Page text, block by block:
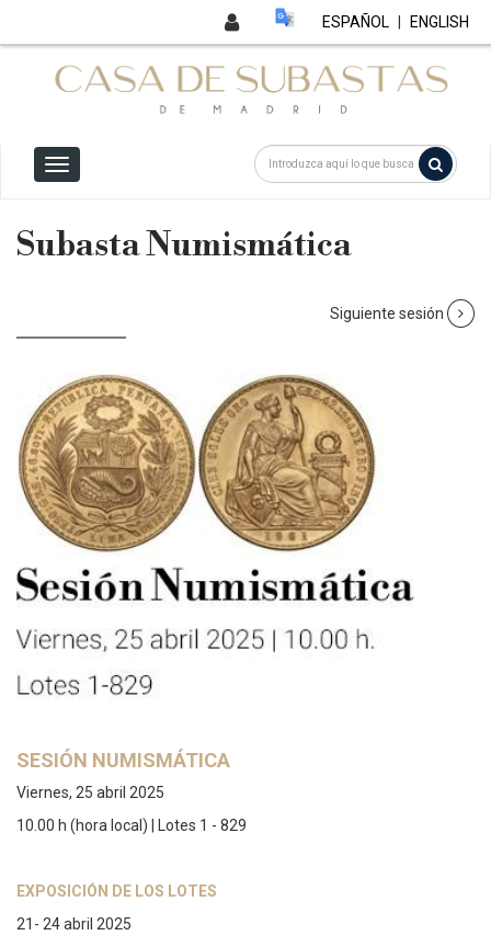
ESPAÑOL ENGLISH
Subasta Numismática
Siguiente sesión
SESIÓN NUMISMÁTICA
Viernes, 25 abril 2025
10.00 h (hora local) | Lotes 1 - 829
EXPOSICIÓN DE LOS LOTES
21- 24 abril 2025